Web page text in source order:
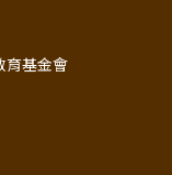
育基金會